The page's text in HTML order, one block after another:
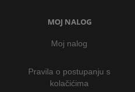
MOJ NALOG
Moj nalog
Pravila o postupanju s
kolačićima